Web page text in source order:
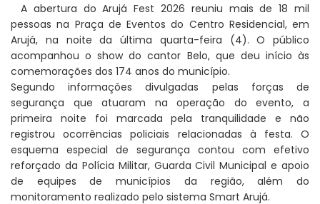
A abertura do Arujá Fest 2026 reuniu mais de 18 mil
pessoas na Praça de Eventos do Centro Residencial, em
Arujá, na noite da última quarta-feira (4). O público
acompanhou o show do cantor Belo, que deu início às
comemorações dos 174 anos do município.
Segundo informações divulgadas pelas forças de
segurança que atuaram na operação do evento, a
primeira noite foi marcada pela tranquilidade e não
registrou ocorrências policiais relacionadas à festa. O
esquema especial de segurança contou com efetivo
reforçado da Polícia Militar, Guarda Civil Municipal e apoio
de equipes de municípios da região, além do
monitoramento realizado pelo sistema Smart Arujá.